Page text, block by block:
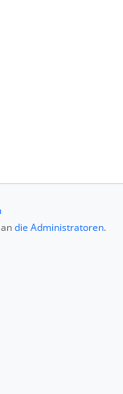
die Administratoren.